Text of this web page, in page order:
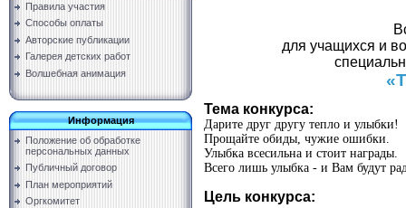
Правила участия
Способы оплаты
Авторские публикации
Галерея детских работ
Волшебная анимация
Информация
Положение об обработке
персональных данных
Публичный договор
План мероприятий
Оргкомитет
для учащихся и
Тема конкурса:
Дарите друг другу тепло и улыбки!
Прощайте обиды, чужие ошибки.
Улыбка всесильна и стоит награды.
Всего лишь улыбка - и Вам будут
Цель конкурса: